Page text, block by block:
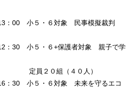
13：00 小５・６対象 民事模擬裁判
12：30 小５・６+保護者対象 親子で学
（４０人）
16：30 小５・６対象 未来を守るエコ